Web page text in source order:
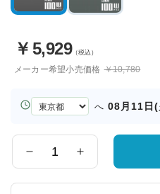
￥ 5,929（税込）
メーカー希望小売価格 ￥10,780
お
届
へ 08月11日(
量